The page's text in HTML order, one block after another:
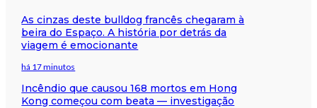
As cinzas deste bulldog francês chegaram à
beira do Espaço. A história por detrás da
viagem é emocionante
há 17 minutos
Incêndio que causou 168 mortos em Hong
Kong começou com beata — investigação